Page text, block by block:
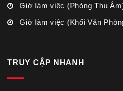
Giờ làm việc (Phòng Thu
Giờ làm việc (Khối Văn
TRUY CẬP NHANH